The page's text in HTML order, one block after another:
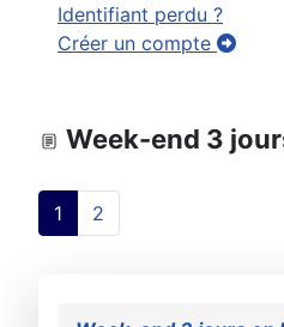
Identifiant perdu ?
Créer un compte
Week-end 3
1 2